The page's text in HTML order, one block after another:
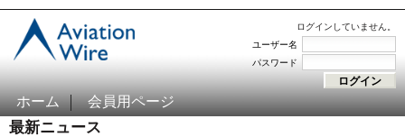
ログインしていません。
ユーザー名
パスワード
ホーム 会員用ページ
最新ニュース